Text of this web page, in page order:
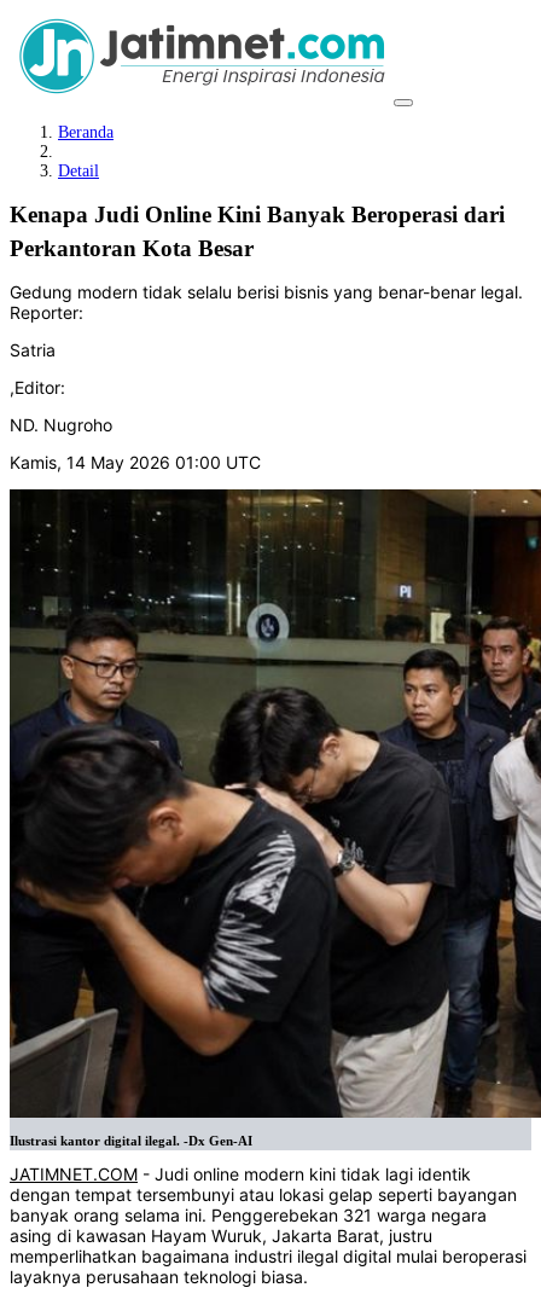
Beranda
Detail
Kenapa Judi Online Kini Banyak Beroperasi dari
Perkantoran Kota Besar
Gedung modern tidak selalu berisi bisnis yang benar-benar legal.
Reporter:
Satria
,Editor:
ND. Nugroho
Kamis, 14 May 2026 01:00 UTC
Ilustrasi kantor digital ilegal. -Dx Gen-AI
JATIMNET.COM - Judi online modern kini tidak lagi identik
dengan tempat tersembunyi atau lokasi gelap seperti bayangan
banyak orang selama ini. Penggerebekan 321 warga negara
asing di kawasan Hayam Wuruk, Jakarta Barat, justru
memperlihatkan bagaimana industri ilegal digital mulai beroperasi
layaknya perusahaan teknologi biasa.